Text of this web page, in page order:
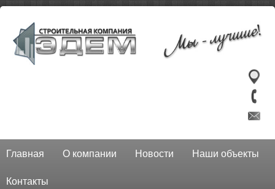
Главная О компании Новости
Наши объекты
Контакты